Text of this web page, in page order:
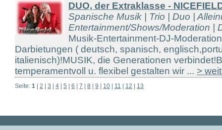
DUO, der Extraklasse -
Spanische Musik | Trio | Duo |
Entertainment/Shows/Moderation |
Musik-Entertainment-DJ-
Darbietungen ( deutsch, spanisch,
italienisch)!MUSIK, die Generationen
temperamentvoll u. flexibel gestalten wir ... >
Seite: 1 2 3 4 5 6 7 8 9 10 11 12 13